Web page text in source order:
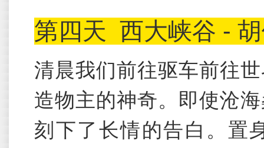
第四天 西大峡谷 -
清晨我们前往驱车前往
造物主的神奇。即使沧
刻下了长情的告白。置